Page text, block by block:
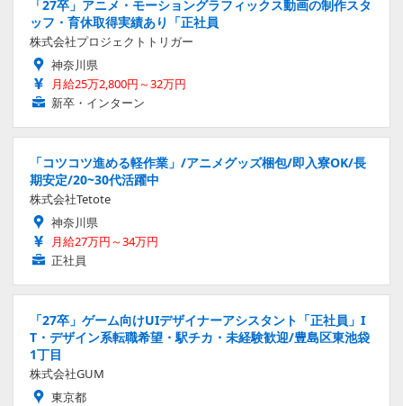
「27卒」アニメ・モーショングラフィックス動画の制作スタ
ッフ・育休取得実績あり「正社員
株式会社プロジェクトトリガー
神奈川県
月給25万2,800円～32万円
新卒・インターン
「コツコツ進める軽作業」/アニメグッズ梱包/即入寮OK/長
期安定/20~30代活躍中
株式会社Tetote
神奈川県
月給27万円～34万円
正社員
「27卒」ゲーム向けUIデザイナーアシスタント「正社員」I
T・デザイン系転職希望・駅チカ・未経験歓迎/豊島区東池袋
1丁目
株式会社GUM
東京都